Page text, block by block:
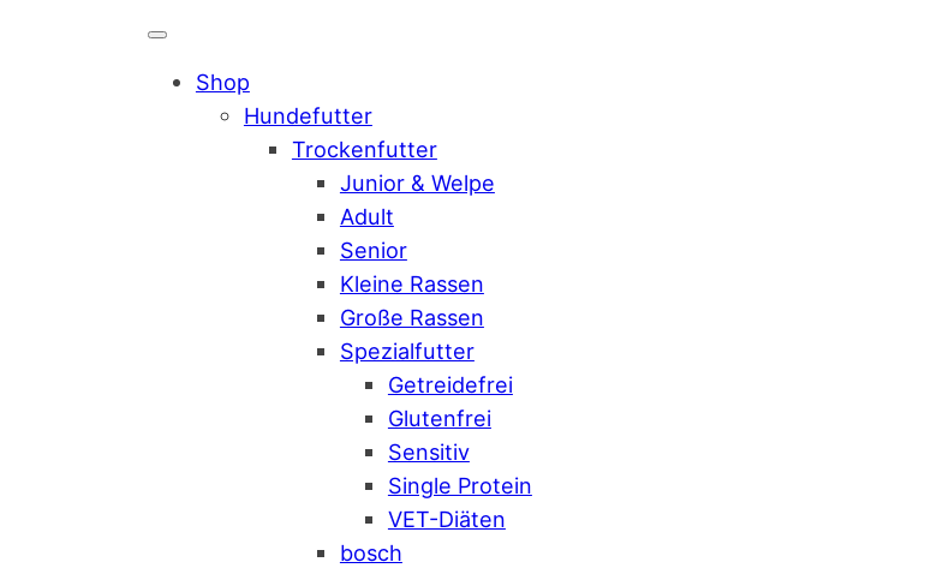
Shop
Hundefutter
Trockenfutter
Junior & Welpe
Adult
Senior
Kleine Rassen
Große Rassen
Spezialfutter
Getreidefrei
Glutenfrei
Sensitiv
Single Protein
VET-Diäten
bosch